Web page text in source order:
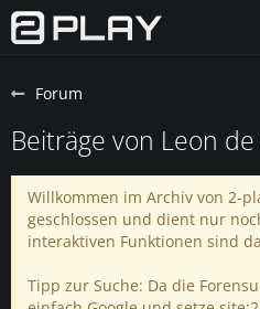
Forum
Beiträge von Leon de
Willkommen im Archiv von 2-
geschlossen und dient nur
interaktiven Funktionen sind
Tipp zur Suche: Da die